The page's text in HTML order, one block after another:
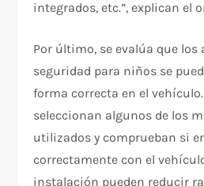
integrados, etc.”, explican el
Por último, se evalúa que los
seguridad para niños se
forma correcta en el
seleccionan algunos de los
utilizados y comprueban si
correctamente con el
instalación pueden reducir